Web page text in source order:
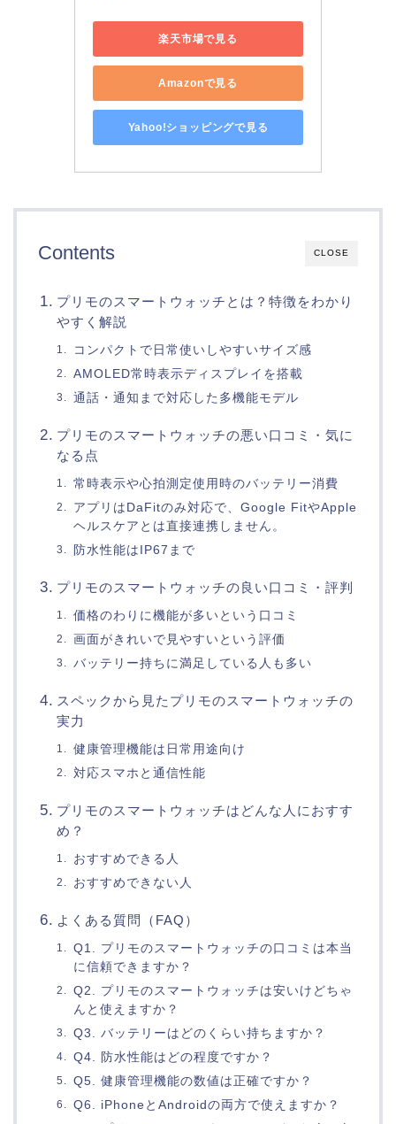
楽天市場で見る
Amazonで見る
Yahoo!ショッピングで見る
CLOSE
Contents
プリモのスマートウォッチとは？特徴をわかり
やすく解説
コンパクトで日常使いしやすいサイズ感
AMOLED常時表示ディスプレイを搭載
通話・通知まで対応した多機能モデル
プリモのスマートウォッチの悪い口コミ・気に
なる点
常時表示や心拍測定使用時のバッテリー消費
アプリはDaFitのみ対応で、Google FitやApple
ヘルスケアとは直接連携しません。
防水性能はIP67まで
プリモのスマートウォッチの良い口コミ・評判
価格のわりに機能が多いという口コミ
画面がきれいで見やすいという評価
バッテリー持ちに満足している人も多い
スペックから見たプリモのスマートウォッチの
実力
健康管理機能は日常用途向け
対応スマホと通信性能
プリモのスマートウォッチはどんな人におすす
め？
おすすめできる人
おすすめできない人
よくある質問（FAQ）
Q1. プリモのスマートウォッチの口コミは本当
に信頼できますか？
Q2. プリモのスマートウォッチは安いけどちゃ
んと使えますか？
Q3. バッテリーはどのくらい持ちますか？
Q4. 防水性能はどの程度ですか？
Q5. 健康管理機能の数値は正確ですか？
Q6. iPhoneとAndroidの両方で使えますか？